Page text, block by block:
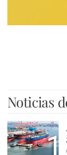
Noticias
1